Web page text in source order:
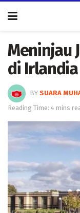
Meninjau
di Irlandia
BY SUARA
Reading Time: 4 mins